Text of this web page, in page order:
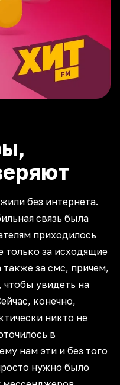
без интернета.
связь была
приходилось
только за исходящие
за смс, причем,
чтобы увидеть на
конечно,
никто не
в
нам эти и без того
нужно было